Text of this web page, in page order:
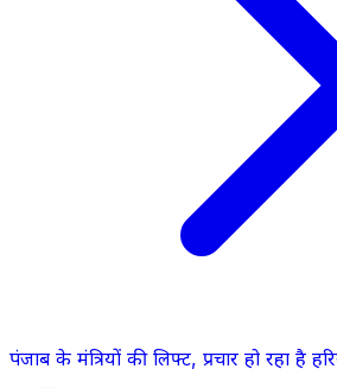
पंजाब के मंत्रियों की लिफ्ट, प्रचार हो रहा है